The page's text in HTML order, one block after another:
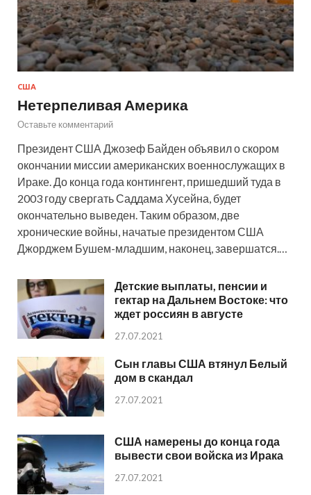
США
Нетерпеливая Америка
Оставьте комментарий
Президент США Джозеф Байден объявил о скором
окончании миссии американских военнослужащих в
Ираке. До конца года контингент, пришедший туда в
2003 году свергать Саддама Хусейна, будет
окончательно выведен. Таким образом, две
хронические войны, начатые президентом США
Джорджем Бушем-младшим, наконец, завершатся.…
Детские выплаты, пенсии и
гектар на Дальнем Востоке: что
ждет россиян в августе
27.07.2021
Сын главы США втянул Белый
дом в скандал
27.07.2021
США намерены до конца года
вывести свои войска из Ирака
27.07.2021